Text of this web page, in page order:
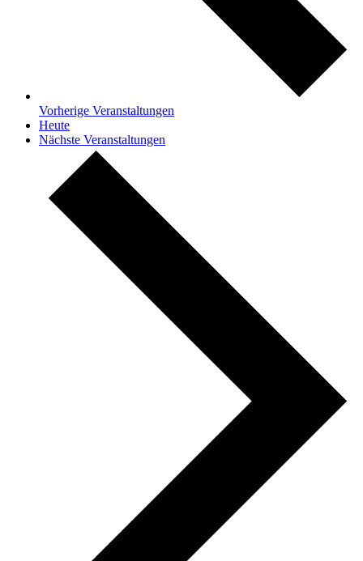
Vorherige Veranstaltungen
Heute
Nächste Veranstaltungen